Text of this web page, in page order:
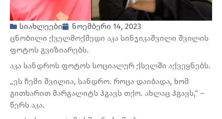
სიახლეები
ნოემბერი 14, 2023
ცნობილი ქველმოქმედი აკა სინჯიკაშვილი შვილის
ფოტოს გვიზიარებს.
აკა სანდროს ფოტოს სოციალურ ქსელში აქვეყნებს.
„ეს ჩემი შვილია, სანდრო. როცა დაიბადა, ხომ
გითხარით მარგალიტს ჰგავს თქო. ახლაც ჰგავს,“ –
წერს აკა.